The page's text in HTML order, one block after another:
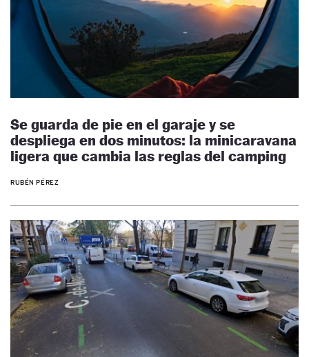
Se guarda de pie en el garaje y se
despliega en dos minutos: la minicaravana
ligera que cambia las reglas del camping
RUBÉN PÉREZ